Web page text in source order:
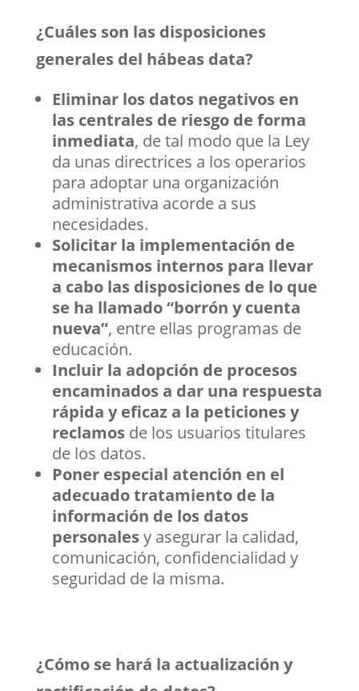
¿Cuáles son las disposiciones
generales del hábeas data?
Eliminar los datos negativos en
las centrales de riesgo de forma
inmediata, de tal modo que la Ley
da unas directrices a los operarios
para adoptar una organización
administrativa acorde a sus
necesidades.
Solicitar la implementación de
mecanismos internos para llevar
a cabo las disposiciones de lo que
se ha llamado “borrón y cuenta
nueva”, entre ellas programas de
educación.
Incluir la adopción de procesos
encaminados a dar una respuesta
rápida y eficaz a la peticiones y
reclamosde los usuarios titulares
de los datos.
Poner especial atención en el
adecuado tratamiento de la
información de los datos
personalesy asegurar la calidad,
comunicación, confidencialidad y
seguridad de la misma.
¿Cómo se hará la actualización y